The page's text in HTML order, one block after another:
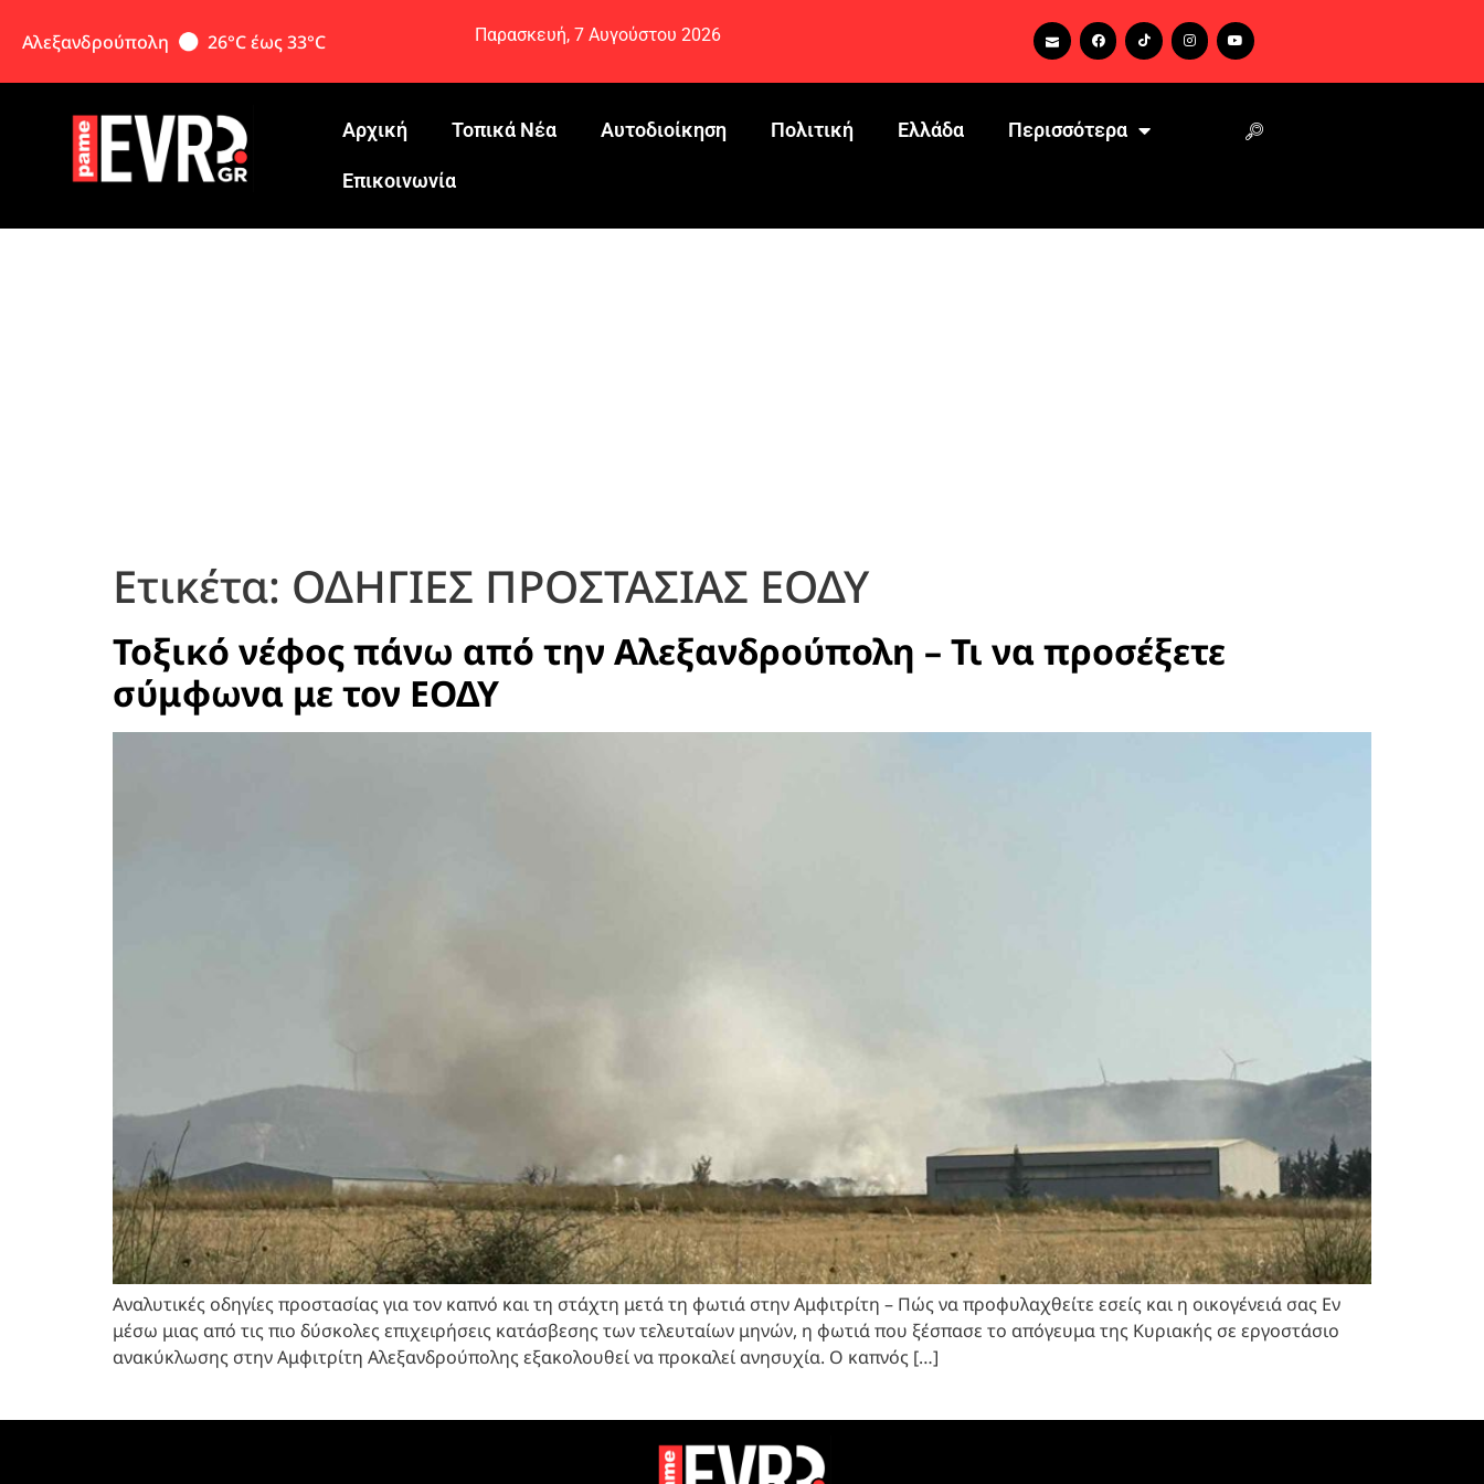
Αλεξανδρούπολη 26°C έως 33°C Παρασκευή, 7 Αυγούστου 2026
Αρχική Τοπικά Νέα Αυτοδιοίκηση Πολιτική Ελλάδα Περισσότερα
Eπικοινωνία
Ετικέτα: ΟΔΗΓΙΕΣ ΠΡΟΣΤΑΣΙΑΣ ΕΟΔΥ
Τοξικό νέφος πάνω από την Αλεξανδρούπολη – Τι να προσέξετε
σύμφωνα με τον ΕΟΔΥ
Αναλυτικές οδηγίες προστασίας για τον καπνό και τη στάχτη μετά τη φωτιά στην Αμφιτρίτη – Πώς να προφυλαχθείτε εσείς και η οικογένειά σας Εν
μέσω μιας από τις πιο δύσκολες επιχειρήσεις κατάσβεσης των τελευταίων μηνών, η φωτιά που ξέσπασε το απόγευμα της Κυριακής σε εργοστάσιο
ανακύκλωσης στην Αμφιτρίτη Αλεξανδρούπολης εξακολουθεί να προκαλεί ανησυχία. Ο καπνός […]